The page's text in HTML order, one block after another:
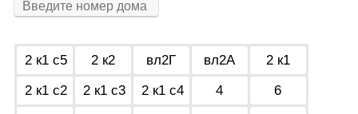
2 к1 с5 2 к2 вл2Г вл2А
2 к1
2 к1 с2
2 к1 с3 2 к1 с4 4
6